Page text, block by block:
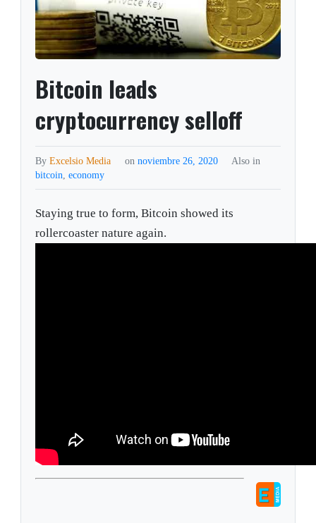
Bitcoin leads
cryptocurrency selloff
ByExcelsio Media on noviembre 26, 2020
Also in
bitcoin,economy
Staying true to form, Bitcoin showed its
rollercoaster nature again.